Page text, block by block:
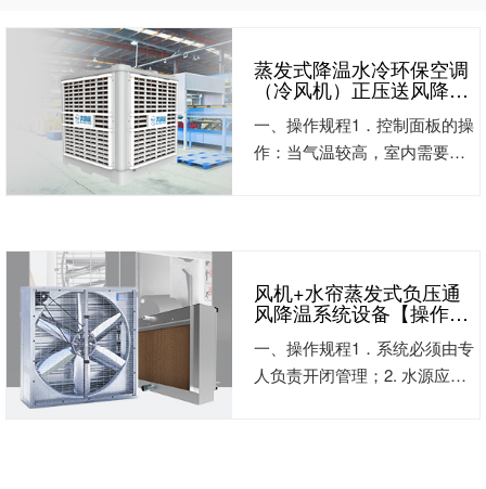
蒸发式降温水冷环保空调
（冷风机）正压送风降温
系统设备【操作规程及注
意事项】
一、操作规程1．控制面板的操
作：当气温较高，室内需要降
工作状态。当气温较低（冬
天）时，可直接按“送风”键，将
新鲜空气送入室内进行换气工
作。2．停机：按“停机”键，机
风机+水帘蒸发式负压通
风降温系统设备【操作规
程及注意事项】
一、操作规程1．系统必须由专
人负责开闭管理；2. 水源应该